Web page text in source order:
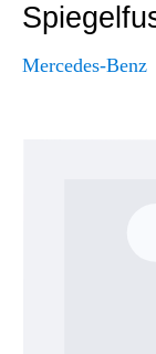
Mercedes-Benz